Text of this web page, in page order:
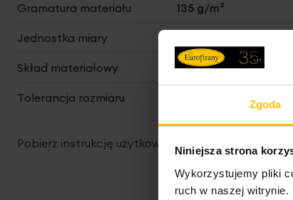
Zgoda
Niniejsza strona
Wykorzystujemy pliki
ruch w naszej
Gramatura materiału 135 g/m²
Jednostka miary
Skład materiałowy 100% poliester
Tolerancja rozmiaru
Pobierz instrukcję użytkowania i bezpieczeństwa